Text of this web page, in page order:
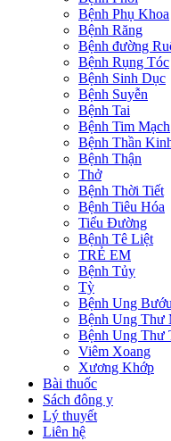
Bệnh Phụ Khoa
Bệnh Răng
Bệnh đường
Bệnh Rụng Tóc
Bệnh Sinh Dục
Bệnh Suyễn
Bệnh Tai
Bệnh Tim Mạch
Bệnh Thần
Bệnh Thận
Thở
Bệnh Thời Tiết
Bệnh Tiêu Hóa
Tiểu Đường
Bệnh Tê Liệt
TRẺ EM
Bệnh Tủy
Tỳ
Bệnh Ung
Bệnh Ung Thư
Bệnh Ung Thư
Viêm Xoang
Xương Khớp
Bài thuốc
Sách đông y
Lý thuyết
Liên hệ